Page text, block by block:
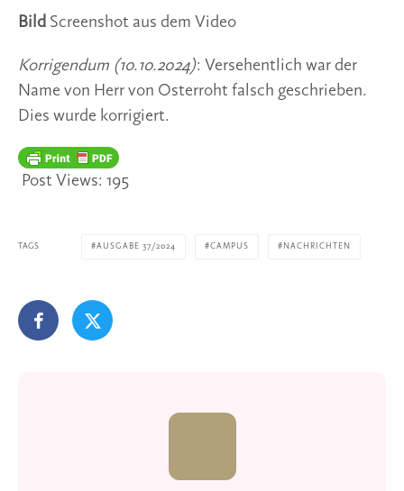
Bild Screenshot aus dem Video
Korrigendum (10.10.2024): Versehentlich war der
Name von Herr von Osterroht falsch geschrieben.
Dies wurde korrigiert.
Post Views: 195
TAGS AUSGABE 37/2024 CAMPUS NACHRICHTEN